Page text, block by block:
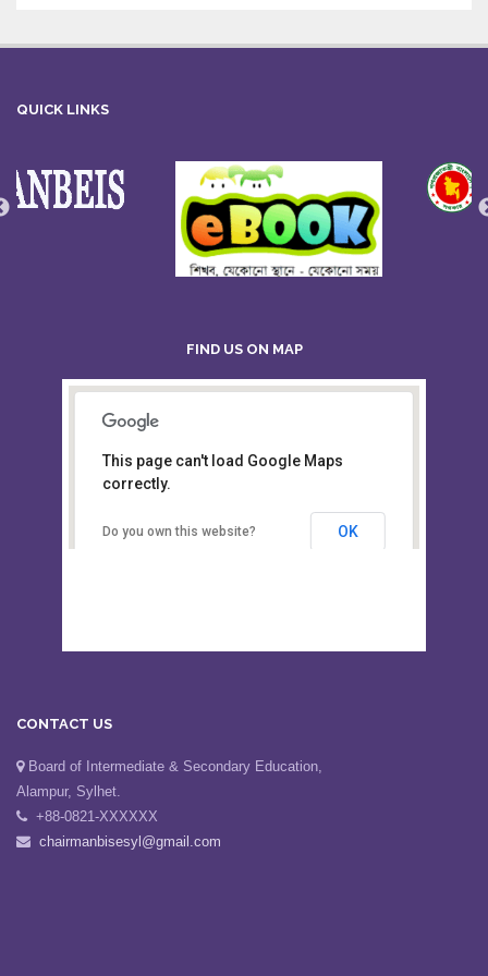
QUICK LINKS
FIND US ON MAP
Board of Intermediate &
Secondary Education, Alampur,
Sylhet
This page can't load Google Maps
Board of Intermediate & Secondary Education,
Alampur, Sylhet.
+88-0821-XXXXXX